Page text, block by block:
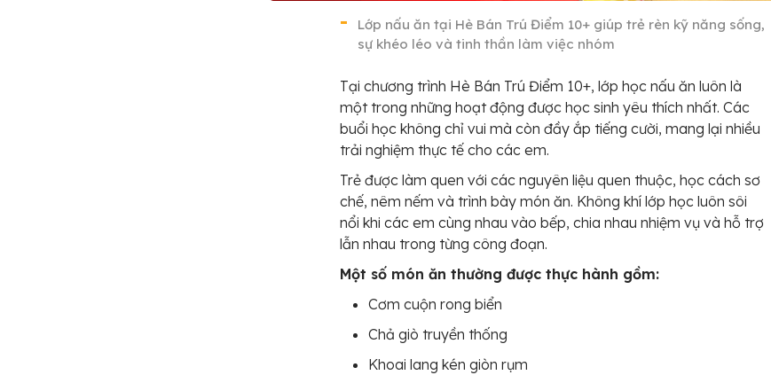
Lớp nấu ăn tại Hè Bán Trú Điểm 10+ giúp trẻ rèn kỹ năng sống,
sự khéo léo và tinh thần làm việc nhóm
Tại chương trình Hè Bán Trú Điểm 10+, lớp học nấu ăn luôn là
một trong những hoạt động được học sinh yêu thích nhất. Các
buổi học không chỉ vui mà còn đầy ắp tiếng cười, mang lại nhiều
trải nghiệm thực tế cho các em.
Trẻ được làm quen với các nguyên liệu quen thuộc, học cách sơ
chế, nêm nếm và trình bày món ăn. Không khí lớp học luôn sôi
nổi khi các em cùng nhau vào bếp, chia nhau nhiệm vụ và hỗ trợ
lẫn nhau trong từng công đoạn.
Một số món ăn thường được thực hành gồm:
Cơm cuộn rong biển
Chả giò truyền thống
Khoai lang kén giòn rụm